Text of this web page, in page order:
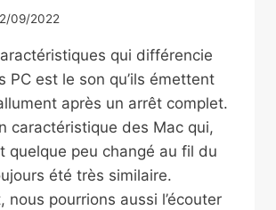
09/2022
qui différencie
PC est le son qu’ils émettent
après un arrêt complet.
caractéristique des Mac qui,
quelque peu changé au fil du
été très similaire.
nous pourrions aussi l’écouter